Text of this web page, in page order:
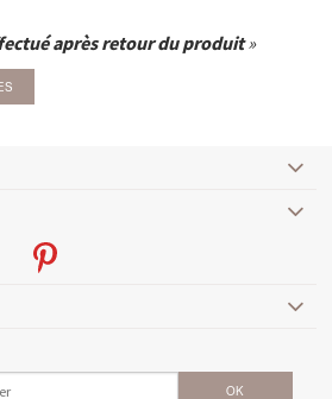
après retour du produit